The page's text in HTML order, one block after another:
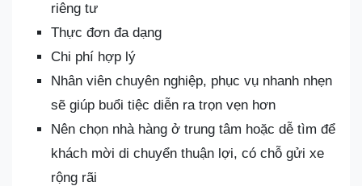
riêng tư
Thực đơn đa dạng
Chi phí hợp lý
Nhân viên chuyên nghiệp, phục vụ nhanh nhẹn
sẽ giúp buổi tiệc diễn ra trọn vẹn hơn
Nên chọn nhà hàng ở trung tâm hoặc dễ tìm để
khách mời di chuyển thuận lợi, có chỗ gửi xe
rộng rãi